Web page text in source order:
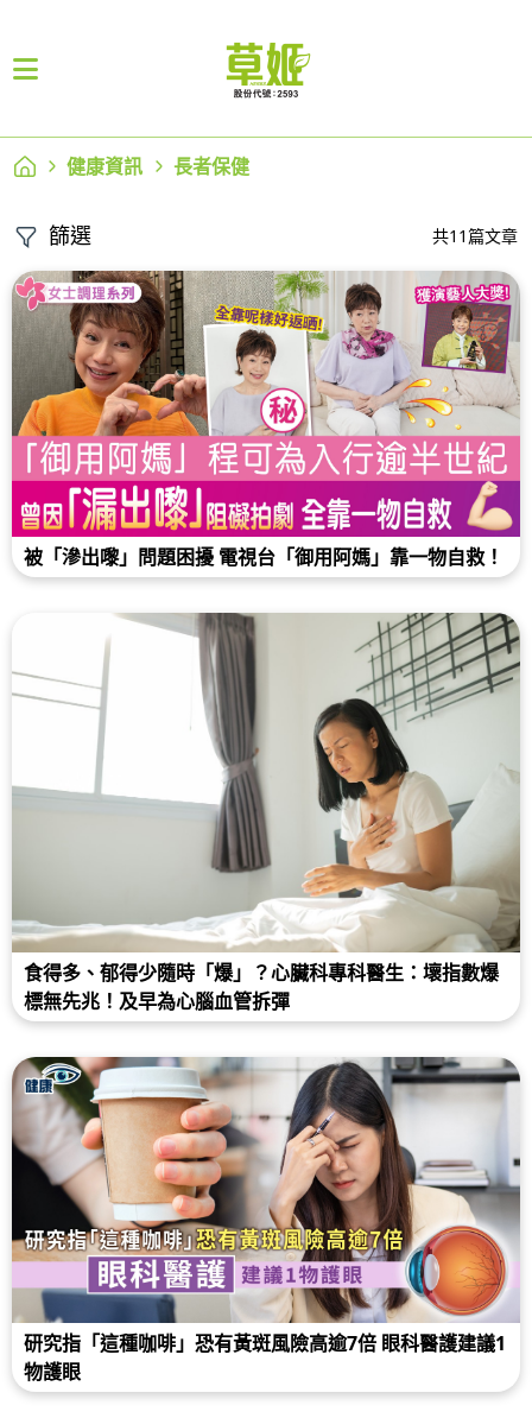
健康資訊 長者保健
篩選 共11篇文章
被「滲出嚟」問題困擾 電視台「御用阿媽」靠一物自救！
食得多、郁得少隨時「爆」？心臟科專科醫生：壞指數爆
標無先兆！及早為心腦血管拆彈
研究指「這種咖啡」恐有黃斑風險高逾7倍 眼科醫護建議1
物護眼